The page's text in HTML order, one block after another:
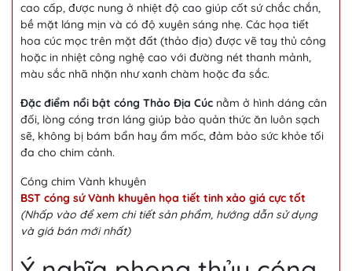
cao cấp, được nung ở nhiệt độ cao giúp cốt sứ chắc chắn,
bề mặt láng mịn và có độ xuyên sáng nhẹ. Các họa tiết
hoa cúc mọc trên mặt đất (thảo địa) được vẽ tay thủ công
hoặc in nhiệt công nghệ cao với đường nét thanh mảnh,
màu sắc nhã nhặn như xanh chàm hoặc đa sắc.
Đặc điểm nổi bật cóng Thảo Địa Cúc nằm ở hình dáng cân
đối, lòng cóng trơn láng giúp bảo quản thức ăn luôn sạch
sẽ, không bị bám bẩn hay ẩm mốc, đảm bảo sức khỏe tối
đa cho chim cảnh.
Cóng chim Vành khuyên
BST cóng sứ Vành khuyên họa tiết tinh xảo giá cực tốt
(Nhấp vào để xem chi tiết sản phẩm, hướng dẫn sử dụng
và giá bán mới nhất)